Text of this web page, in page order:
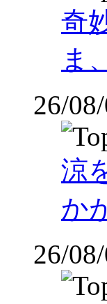
奇
ま
26/
涼
か
26/